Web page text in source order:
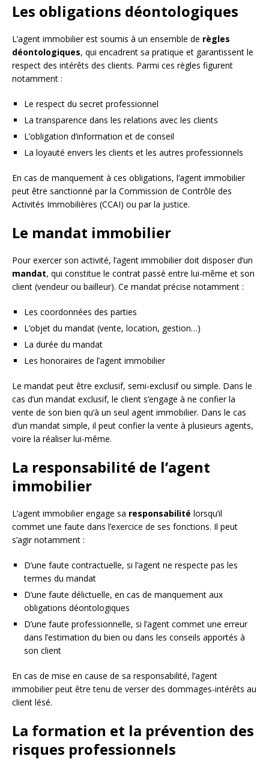
Les obligations déontologiques
L’agent immobilier est soumis à un ensemble de règles
déontologiques, qui encadrent sa pratique et garantissent le
respect des intérêts des clients. Parmi ces règles figurent
notamment :
Le respect du secret professionnel
La transparence dans les relations avec les clients
L’obligation d’information et de conseil
La loyauté envers les clients et les autres professionnels
En cas de manquement à ces obligations, l’agent immobilier
peut être sanctionné par la Commission de Contrôle des
Activités Immobilières (CCAI) ou par la justice.
Le mandat immobilier
Pour exercer son activité, l’agent immobilier doit disposer d’un
mandat, qui constitue le contrat passé entre lui-même et son
client (vendeur ou bailleur). Ce mandat précise notamment :
Les coordonnées des parties
L’objet du mandat (vente, location, gestion…)
La durée du mandat
Les honoraires de l’agent immobilier
Le mandat peut être exclusif, semi-exclusif ou simple. Dans le
cas d’un mandat exclusif, le client s’engage à ne confier la
vente de son bien qu’à un seul agent immobilier. Dans le cas
d’un mandat simple, il peut confier la vente à plusieurs agents,
voire la réaliser lui-même.
La responsabilité de l’agent
immobilier
L’agent immobilier engage sa responsabilité lorsqu’il
commet une faute dans l’exercice de ses fonctions. Il peut
s’agir notamment :
D’une faute contractuelle, si l’agent ne respecte pas les
termes du mandat
D’une faute délictuelle, en cas de manquement aux
obligations déontologiques
D’une faute professionnelle, si l’agent commet une erreur
dans l’estimation du bien ou dans les conseils apportés à
son client
En cas de mise en cause de sa responsabilité, l’agent
immobilier peut être tenu de verser des dommages-intérêts au
client lésé.
La formation et la prévention des
risques professionnels